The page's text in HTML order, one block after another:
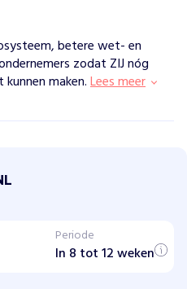
betere wet- en
zodat ZIJ nóg
maken.Lees meer
Periode
In 8 tot 12 weken